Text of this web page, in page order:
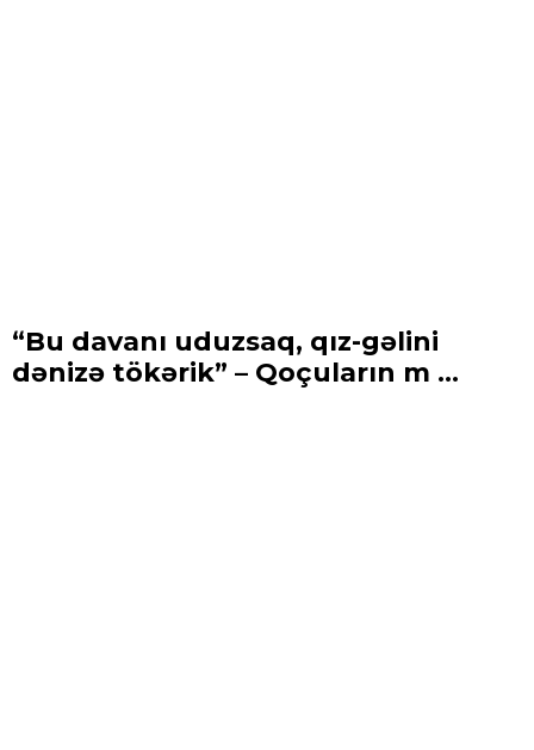
“Bu davanı uduzsaq, qız-gəlini
dənizə tökərik” – Qoçuların m ...